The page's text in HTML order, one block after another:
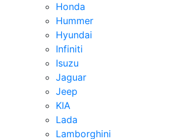
Honda
Hummer
Hyundai
Infiniti
Isuzu
Jaguar
Jeep
KIA
Lada
Lamborghini